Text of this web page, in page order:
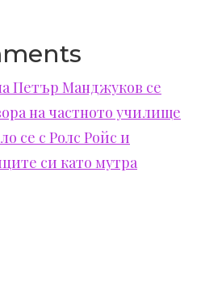
Петър Манджуков се
на частното училище
се с Ролс Ройс и
си като мутра